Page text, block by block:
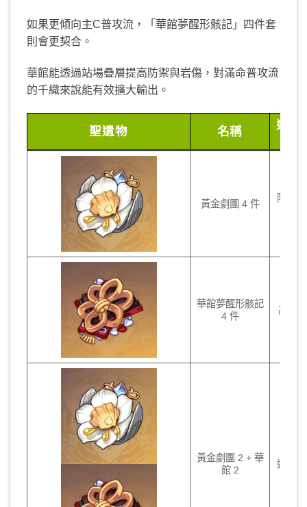
如果更傾向主C普攻流，「華館夢醒形骸記」四件套
則會更契合。
華館能透過站場疊層提高防禦與岩傷，對滿命普攻流
的千織來說能有效擴大輸出。
聖遺物 名稱
適合
黃金劇團 4 件
防禦
華館夢醒形骸記
4 件
高命
黃金劇團 2 + 華
館 2
過渡